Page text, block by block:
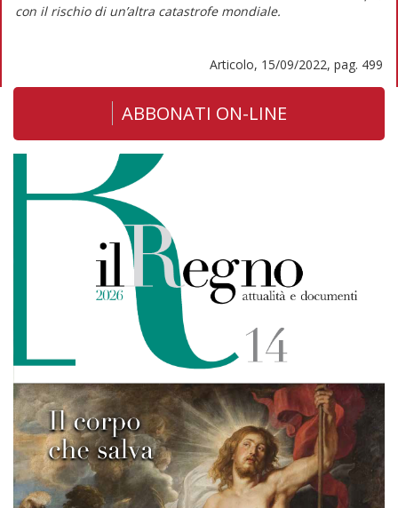
con il rischio di un’altra catastrofe mondiale.
Articolo, 15/09/2022, pag. 499
ABBONATI ON-LINE